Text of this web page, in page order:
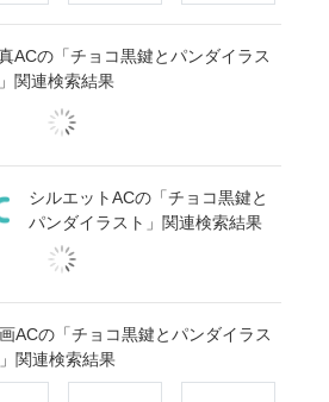
ACの「チョコ黒鍵とパンダイラス
関連検索結果
シルエットACの「チョコ黒鍵と
パンダイラスト」関連検索結果
ACの「チョコ黒鍵とパンダイラス
」関連検索結果